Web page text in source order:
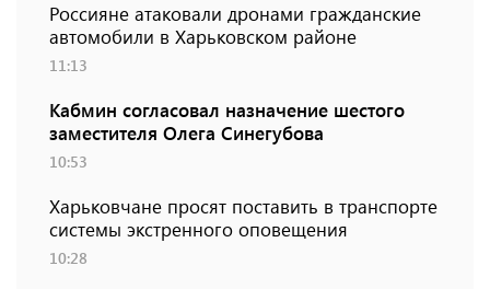
Россияне атаковали дронами гражданские
автомобили в Харьковском районе
11:13
Кабмин согласовал назначение шестого
заместителя Олега Синегубова
10:53
Харьковчане просят поставить в транспорте
системы экстренного оповещения
10:28